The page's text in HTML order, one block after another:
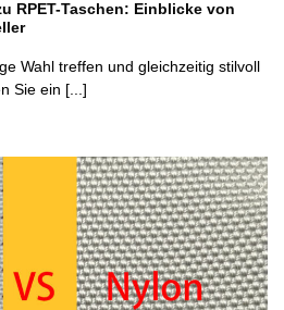
RPET-Taschen: Einblicke von
Wahl treffen und gleichzeitig stilvoll
Sie ein [...]